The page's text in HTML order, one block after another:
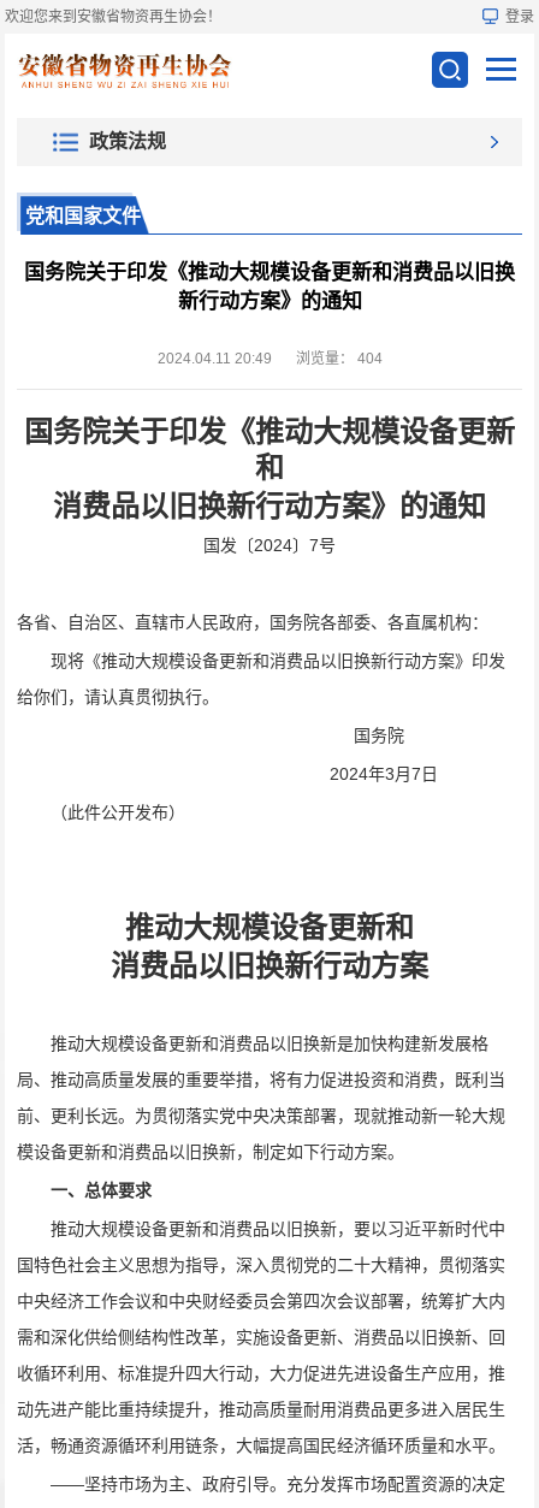
欢迎您来到安徽省物资再生协会！ 登录
政策法规
党和国家文件
国务院关于印发《推动大规模设备更新和消费品以旧换
新行动方案》的通知
2024.04.11 20:49 浏览量： 404
国务院关于印发《推动大规模设备更新
和
消费品以旧换新行动方案》的通知
国发〔2024〕7号
各省、自治区、直辖市人民政府，国务院各部委、各直属机构：
现将《推动大规模设备更新和消费品以旧换新行动方案》印发
给你们，请认真贯彻执行。
国务院
2024年3月7日
（此件公开发布）
推动大规模设备更新和
消费品以旧换新行动方案
推动大规模设备更新和消费品以旧换新是加快构建新发展格
局、推动高质量发展的重要举措，将有力促进投资和消费，既利当
前、更利长远。为贯彻落实党中央决策部署，现就推动新一轮大规
模设备更新和消费品以旧换新，制定如下行动方案。
一、总体要求
推动大规模设备更新和消费品以旧换新，要以习近平新时代中
国特色社会主义思想为指导，深入贯彻党的二十大精神，贯彻落实
中央经济工作会议和中央财经委员会第四次会议部署，统筹扩大内
需和深化供给侧结构性改革，实施设备更新、消费品以旧换新、回
收循环利用、标准提升四大行动，大力促进先进设备生产应用，推
动先进产能比重持续提升，推动高质量耐用消费品更多进入居民生
活，畅通资源循环利用链条，大幅提高国民经济循环质量和水平。
——坚持市场为主、政府引导。充分发挥市场配置资源的决定